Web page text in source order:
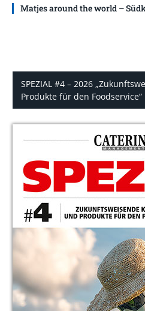
Matjes around the world –
SPEZIAL #4 – 2026
Produkte für den Foodservice“